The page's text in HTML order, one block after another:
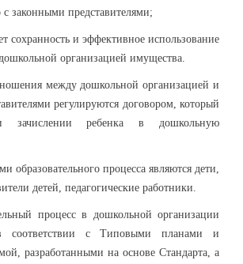
c законными представителями;
и эффективное использование
организацией имущества.
между дошкольной организацией и
регулируются договором, который
зачислении ребенка в дошкольную
процесса являются дети,
детей, педагогические работники.
процесс в дошкольной организации
в соответствии с Типовыми планами и
разработанными на основе Стандарта, а